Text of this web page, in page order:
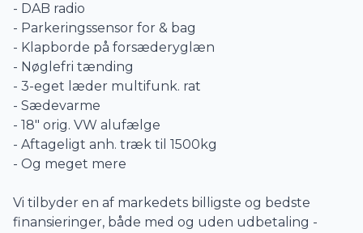
- DAB radio
- Parkeringssensor for & bag
- Klapborde på forsæderyglæn
- Nøglefri tænding
- 3-eget læder multifunk. rat
- Sædevarme
- 18" orig. VW alufælge
- Aftageligt anh. træk til 1500kg
- Og meget mere
Vi tilbyder en af markedets billigste og bedste
finansieringer, både med og uden udbetaling -